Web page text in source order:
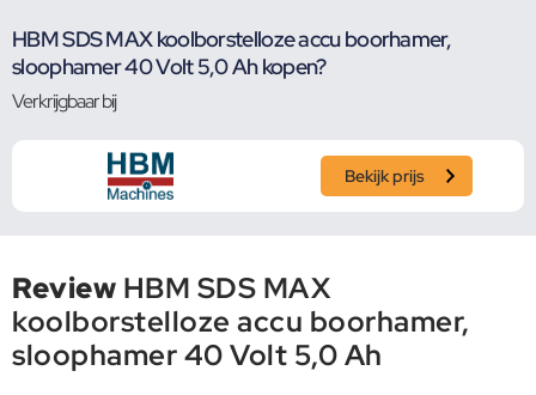
HBM SDS MAX koolborstelloze accu boorhamer,
sloophamer 40 Volt 5,0 Ah kopen?
Verkrijgbaar bij
Bekijk prijs
Review HBM SDS MAX
koolborstelloze accu boorhamer,
sloophamer 40 Volt 5,0 Ah